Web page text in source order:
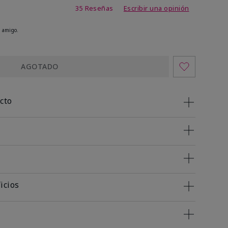
35 Reseñas Escribir una opinión
AGOTADO